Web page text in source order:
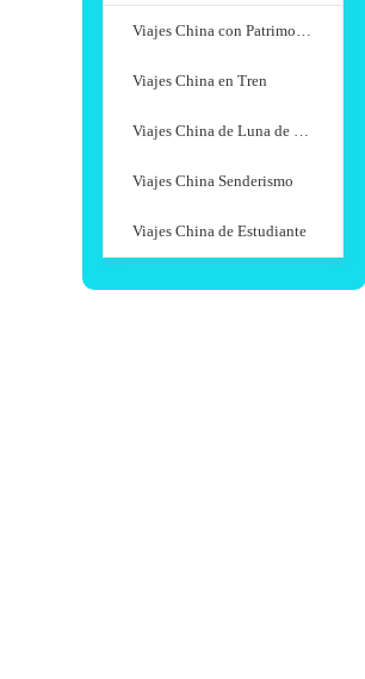
Viajes China con Patrimonio Mundial
Viajes China en Tren
Viajes China de Luna de Miel
Viajes China Senderismo
Viajes China de Estudiante